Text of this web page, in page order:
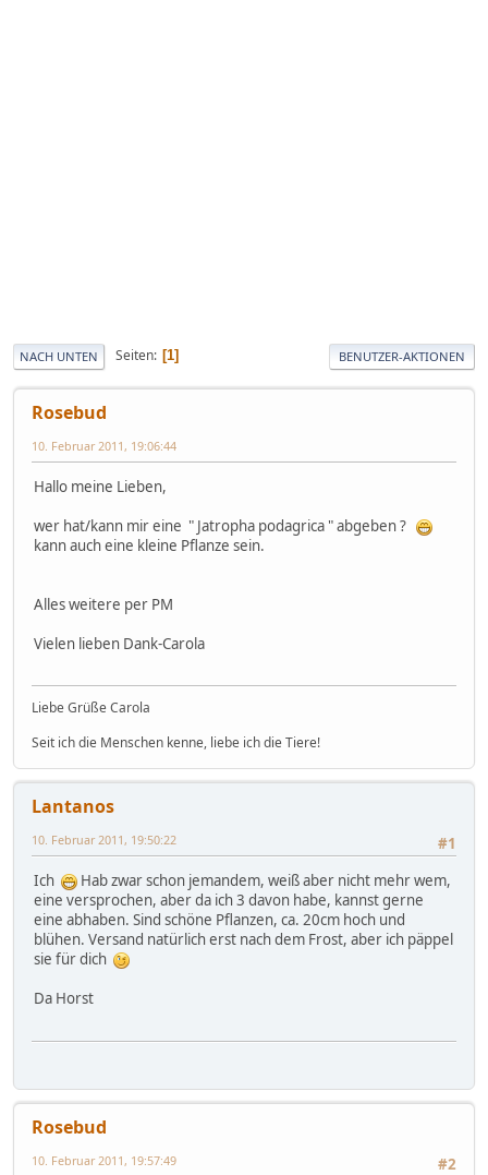
NACH UNTEN Seiten 1 BENUTZER-AKTIONEN
Rosebud
10. Februar 2011, 19:06:44
Hallo meine Lieben,
wer hat/kann mir eine " Jatropha podagrica " abgeben ?
kann auch eine kleine Pflanze sein.
Alles weitere per PM
Vielen lieben Dank-Carola
Liebe Grüße Carola
Seit ich die Menschen kenne, liebe ich die Tiere!
Lantanos
#1
10. Februar 2011, 19:50:22
Ich
Hab zwar schon jemandem, weiß aber nicht mehr wem,
eine versprochen, aber da ich 3 davon habe, kannst gerne
eine abhaben. Sind schöne Pflanzen, ca. 20cm hoch und
blühen. Versand natürlich erst nach dem Frost, aber ich päppel
sie für dich
Da Horst
Rosebud
#2
10. Februar 2011, 19:57:49